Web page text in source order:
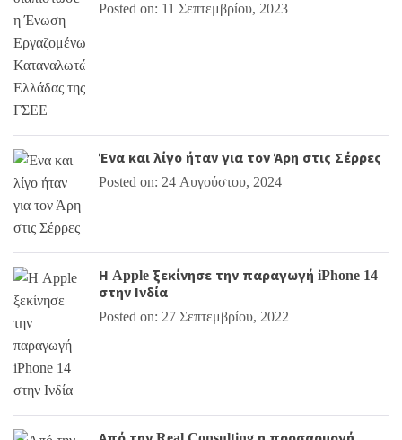
Posted on: 11 Σεπτεμβρίου, 2023
Ένα και λίγο ήταν για τον Άρη στις Σέρρες
Posted on: 24 Αυγούστου, 2024
Η Apple ξεκίνησε την παραγωγή iPhone 14
στην Ινδία
Posted on: 27 Σεπτεμβρίου, 2022